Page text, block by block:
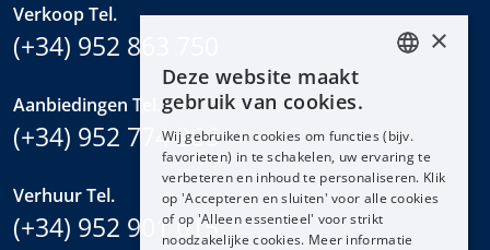
Verkoop Tel.
(+34) 952 863 750
Aanbiedingen Tel.
(+34) 952 774 266
Verhuur Tel.
(+34) 952 901 015
DEUTSCH
FRANÇAIS
×
Deze website maakt
gebruik van cookies.
Wij gebruiken cookies om functies (bijv.
favorieten) in te schakelen, uw ervaring te
verbeteren en inhoud te personaliseren. Klik
op 'Accepteren en sluiten' voor alle cookies
of op 'Alleen essentieel' voor strikt
noodzakelijke cookies. Meer informatie